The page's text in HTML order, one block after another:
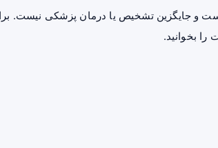
و جایگزین تشخیص یا درمان پزشکی نیست.
را بخوانید.